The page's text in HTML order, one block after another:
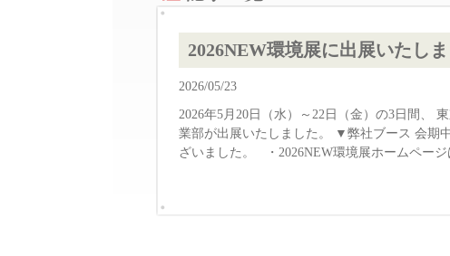
2026NEW環境展に出展いたし
2026/05/23
2026年5月20日（水）～22日（金）の3日間、
業部が出展いたしました。 ▼弊社ブース 会期
ざいました。 ・2026NEW環境展ホームページ